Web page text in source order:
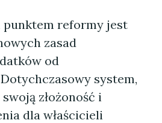
reformy jest
zasad
od
system,
złożoność i
dla właścicieli